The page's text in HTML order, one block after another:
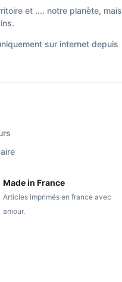
et .... notre planète, mais
sur internet depuis
Made in France
Articles imprimés en france avec
amour.